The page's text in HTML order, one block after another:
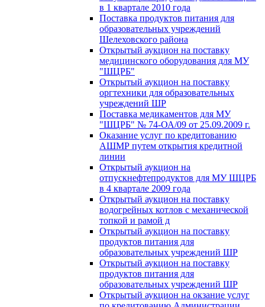
в 1 квартале 2010 года
Поставка продуктов питания для
образовательных учреждений
Шелеховского района
Открытый аукцион на поставку
медицинского оборудования для МУ
"ШЦРБ"
Открытый аукцион на поставку
оргтехники для образовательных
учреждений ШР
Поставка медикаментов для МУ
"ШЦРБ" № 74-ОА/09 от 25.09.2009 г.
Оказание услуг по кредитованию
АШМР путем открытия кредитной
линии
Открытый аукцион на
отпускнефтепродуктов для МУ ШЦРБ
в 4 квартале 2009 года
Открытый аукцион на поставку
водогрейных котлов с механической
топкой и рамой д
Открытый аукцион на поставку
продуктов питания для
образовательных учреждений ШР
Открытый аукцион на поставку
продуктов питания для
образовательных учреждений ШР
Открытый аукцион на окзание услуг